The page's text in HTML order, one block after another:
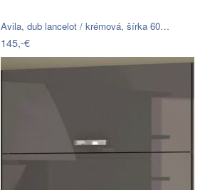
Avila, dub lancelot / krémová, šírka 60…
145,-€